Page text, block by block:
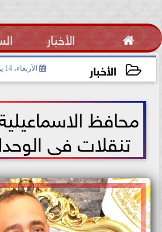
 الأخبار
الأخبار الأربعاء، 14 يوليو 2021
محافظ
تنقلات فى